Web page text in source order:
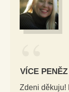
“
VÍCE
Zdeni děkuju!